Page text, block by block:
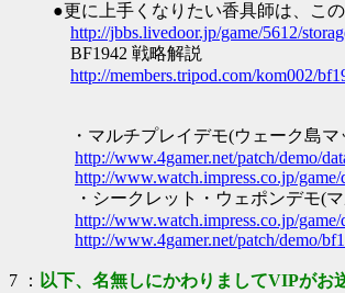
●更に上手くなりたい香具師は、こ
http://jbbs.livedoor.jp/game/5612/
BF1942 戦略解説
http://members.tripod.com/kom002/
・マルチプレイデモ(ウェーク島マ
http://www.4gamer.net/patch/demo/
http://www.watch.impress.co.jp/
・シークレット・ウェポンデモ(マ
http://www.watch.impress.co.jp/
http://www.4gamer.net/patch/demo/
7 ： 以下、名無しにかわりましてVIPがお